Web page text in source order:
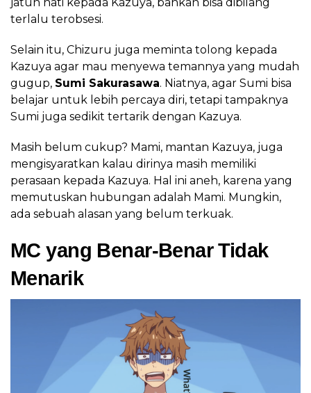
terlalu terobsesi.
Selain itu, Chizuru juga meminta tolong kepada
Kazuya agar mau menyewa temannya yang mudah
gugup, Sumi Sakurasawa. Niatnya, agar Sumi bisa
belajar untuk lebih percaya diri, tetapi tampaknya
Sumi juga sedikit tertarik dengan Kazuya.
Masih belum cukup? Mami, mantan Kazuya, juga
mengisyaratkan kalau dirinya masih memiliki
perasaan kepada Kazuya. Hal ini aneh, karena yang
memutuskan hubungan adalah Mami. Mungkin,
ada sebuah alasan yang belum terkuak.
MC yang Benar-Benar Tidak
Menarik